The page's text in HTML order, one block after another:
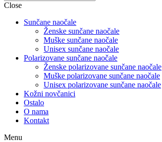
Close
Sunčane naočale
Ženske sunčane naočale
Muške sunčane naočale
Unisex sunčane naočale
Polarizovane sunčane naočale
Ženske polarizovane sunčane naočale
Muške polarizovane sunčane naočale
Unisex polarizovane sunčane naočale
Kožni novčanici
Ostalo
O nama
Kontakt
Menu